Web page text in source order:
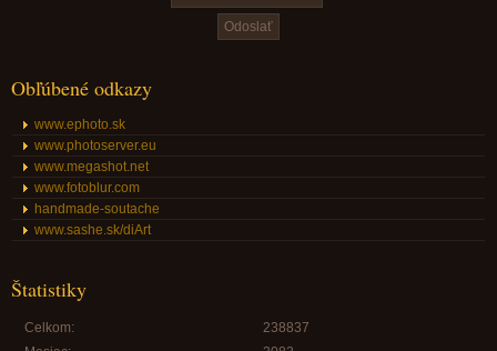
Obľúbené odkazy
www.ephoto.sk
www.photoserver.eu
www.megashot.net
www.fotoblur.com
handmade-soutache
www.sashe.sk/diArt
Štatistiky
Celkom:
238837